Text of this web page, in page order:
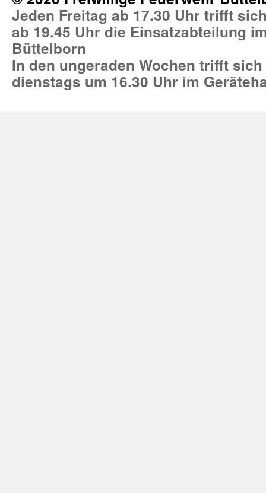
Jeden Freitag ab 17.30 Uhr trifft
ab 19.45 Uhr die Einsatzabteilung
Büttelborn
In den ungeraden Wochen trifft
dienstags um 16.30 Uhr im